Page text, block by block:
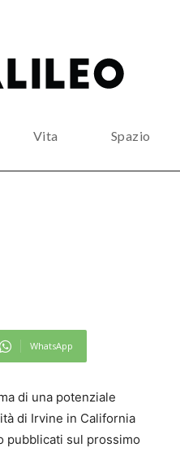
Vita Spazio
WhatsApp
di una potenziale
di Irvine in California
pubblicati sul prossimo